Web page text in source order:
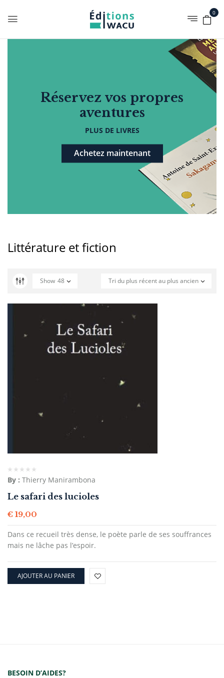
0
Réservez vos propres
aventures
PLUS DE LIVRES
Achetez maintenant
Littérature et fiction
Tri du plus récent au plus ancien
Show 48
By : Thierry Manirambona
Le safari des lucioles
€ 19,00
Dans ce recueil très dense, le poète parle de ses souffrances
mais ne lâche pas l’espoir.
AJOUTER AU PANIER
BESOIN D’AIDES?